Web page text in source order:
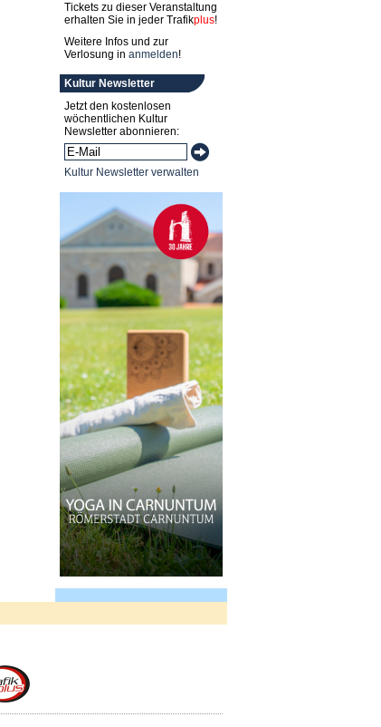
Tickets zu dieser Veranstaltung
erhalten Sie in jeder Trafikplus!
Weitere Infos und zur
Verlosung in anmelden!
Kultur Newsletter
Jetzt den kostenlosen
wöchentlichen Kultur
Newsletter abonnieren:
Kultur Newsletter verwalten